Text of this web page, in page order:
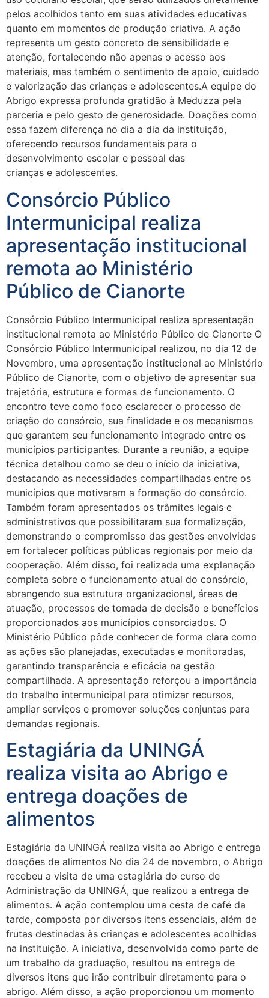
pelos acolhidos tanto em suas atividades educativas
quanto em momentos de produção criativa. A ação
representa um gesto concreto de sensibilidade e
atenção, fortalecendo não apenas o acesso aos
materiais, mas também o sentimento de apoio, cuidado
e valorização das crianças e adolescentes.A equipe do
Abrigo expressa profunda gratidão à Meduzza pela
parceria e pelo gesto de generosidade. Doações como
essa fazem diferença no dia a dia da instituição,
oferecendo recursos fundamentais para o
desenvolvimento escolar e pessoal das
crianças e adolescentes.
Consórcio Público
Intermunicipal realiza
apresentação institucional
remota ao Ministério
Público de Cianorte
Consórcio Público Intermunicipal realiza apresentação
institucional remota ao Ministério Público de Cianorte O
Consórcio Público Intermunicipal realizou, no dia 12 de
Novembro, uma apresentação institucional ao Ministério
Público de Cianorte, com o objetivo de apresentar sua
trajetória, estrutura e formas de funcionamento. O
encontro teve como foco esclarecer o processo de
criação do consórcio, sua finalidade e os mecanismos
que garantem seu funcionamento integrado entre os
municípios participantes. Durante a reunião, a equipe
técnica detalhou como se deu o início da iniciativa,
destacando as necessidades compartilhadas entre os
municípios que motivaram a formação do consórcio.
Também foram apresentados os trâmites legais e
administrativos que possibilitaram sua formalização,
demonstrando o compromisso das gestões envolvidas
em fortalecer políticas públicas regionais por meio da
cooperação. Além disso, foi realizada uma explanação
completa sobre o funcionamento atual do consórcio,
abrangendo sua estrutura organizacional, áreas de
atuação, processos de tomada de decisão e benefícios
proporcionados aos municípios consorciados. O
Ministério Público pôde conhecer de forma clara como
as ações são planejadas, executadas e monitoradas,
garantindo transparência e eficácia na gestão
compartilhada. A apresentação reforçou a importância
do trabalho intermunicipal para otimizar recursos,
ampliar serviços e promover soluções conjuntas para
demandas regionais.
Estagiária da UNINGÁ
realiza visita ao Abrigo e
entrega doações de
alimentos
Estagiária da UNINGÁ realiza visita ao Abrigo e entrega
doações de alimentos No dia 24 de novembro, o Abrigo
recebeu a visita de uma estagiária do curso de
Administração da UNINGÁ, que realizou a entrega de
alimentos. A ação contemplou uma cesta de café da
tarde, composta por diversos itens essenciais, além de
frutas destinadas às crianças e adolescentes acolhidas
na instituição. A iniciativa, desenvolvida como parte de
um trabalho da graduação, resultou na entrega de
diversos itens que irão contribuir diretamente para o
abrigo. Além disso, a ação proporcionou um momento